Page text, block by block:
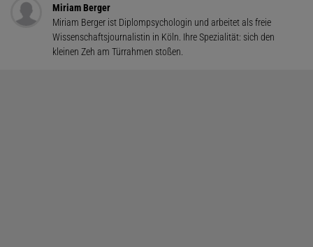
Miriam Berger
Miriam Berger ist Diplompsychologin und arbeitet als freie
Wissenschaftsjournalistin in Köln. Ihre Spezialität: sich den
kleinen Zeh am Türrahmen stoßen.